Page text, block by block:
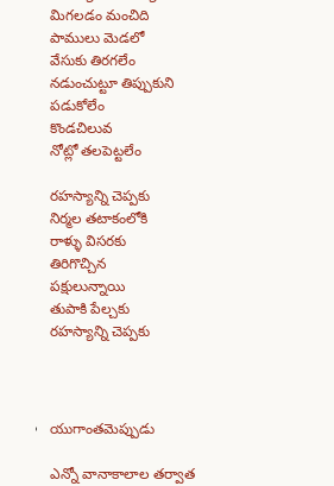
మిగలడం మంచిది
పాములు మెడలో
వేసుకు తిరగలేం
నడుంచుట్టూ తిప్పుకుని
పడుకోలేం
కొండచిలువ
నోట్లో తలపెట్టలేం
రహస్యాన్ని చెప్పకు
నిర్మల తటాకంలోకి
రాళ్ళు విసరకు
తిరిగొచ్చిన
పక్షులున్నాయి
తుపాకి పేల్చకు
రహస్యాన్ని చెప్పకు
యుగాంతమెప్పుడు
ఎన్నో వానాకాలాల తర్వాత